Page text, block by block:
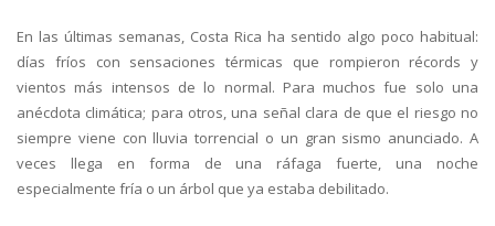
En las últimas semanas, Costa Rica ha sentido algo poco habitual:
días fríos con sensaciones térmicas que rompieron récords y
vientos más intensos de lo normal. Para muchos fue solo una
anécdota climática; para otros, una señal clara de que el riesgo no
siempre viene con lluvia torrencial o un gran sismo anunciado. A
veces llega en forma de una ráfaga fuerte, una noche
especialmente fría o un árbol que ya estaba debilitado.